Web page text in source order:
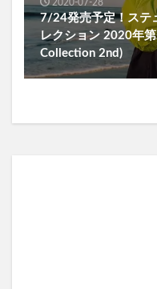
2020-07-28
7/24発売予定！ステ
レクション 2020年
Collection 2nd)